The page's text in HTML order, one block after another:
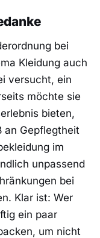
bei
Kleidung auch
versucht, ein
möchte sie
bieten,
an Gepflegtheit
im
unpassend
bei
Klar ist: Wer
ein paar
um nicht